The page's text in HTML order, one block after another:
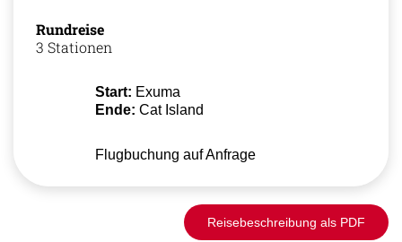
Rundreise
3 Stationen
Start: Exuma
Ende: Cat Island
Flugbuchung auf Anfrage
Reisebeschreibung als PDF